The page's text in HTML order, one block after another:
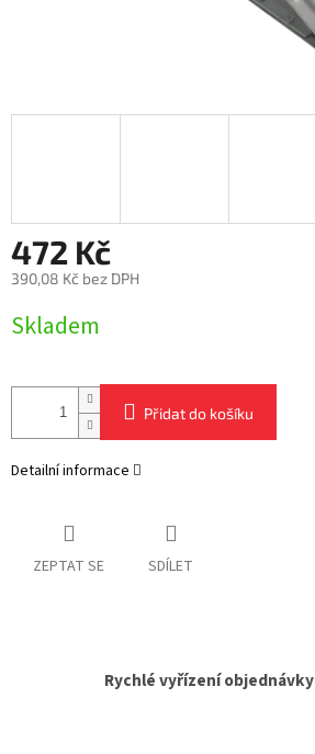
472 Kč
390,08 Kč bez DPH
cena:
Skladem
Přidat do košíku
Detailní informace
ZEPTAT SE SDÍLET
Rychlé vyřízení objednávky